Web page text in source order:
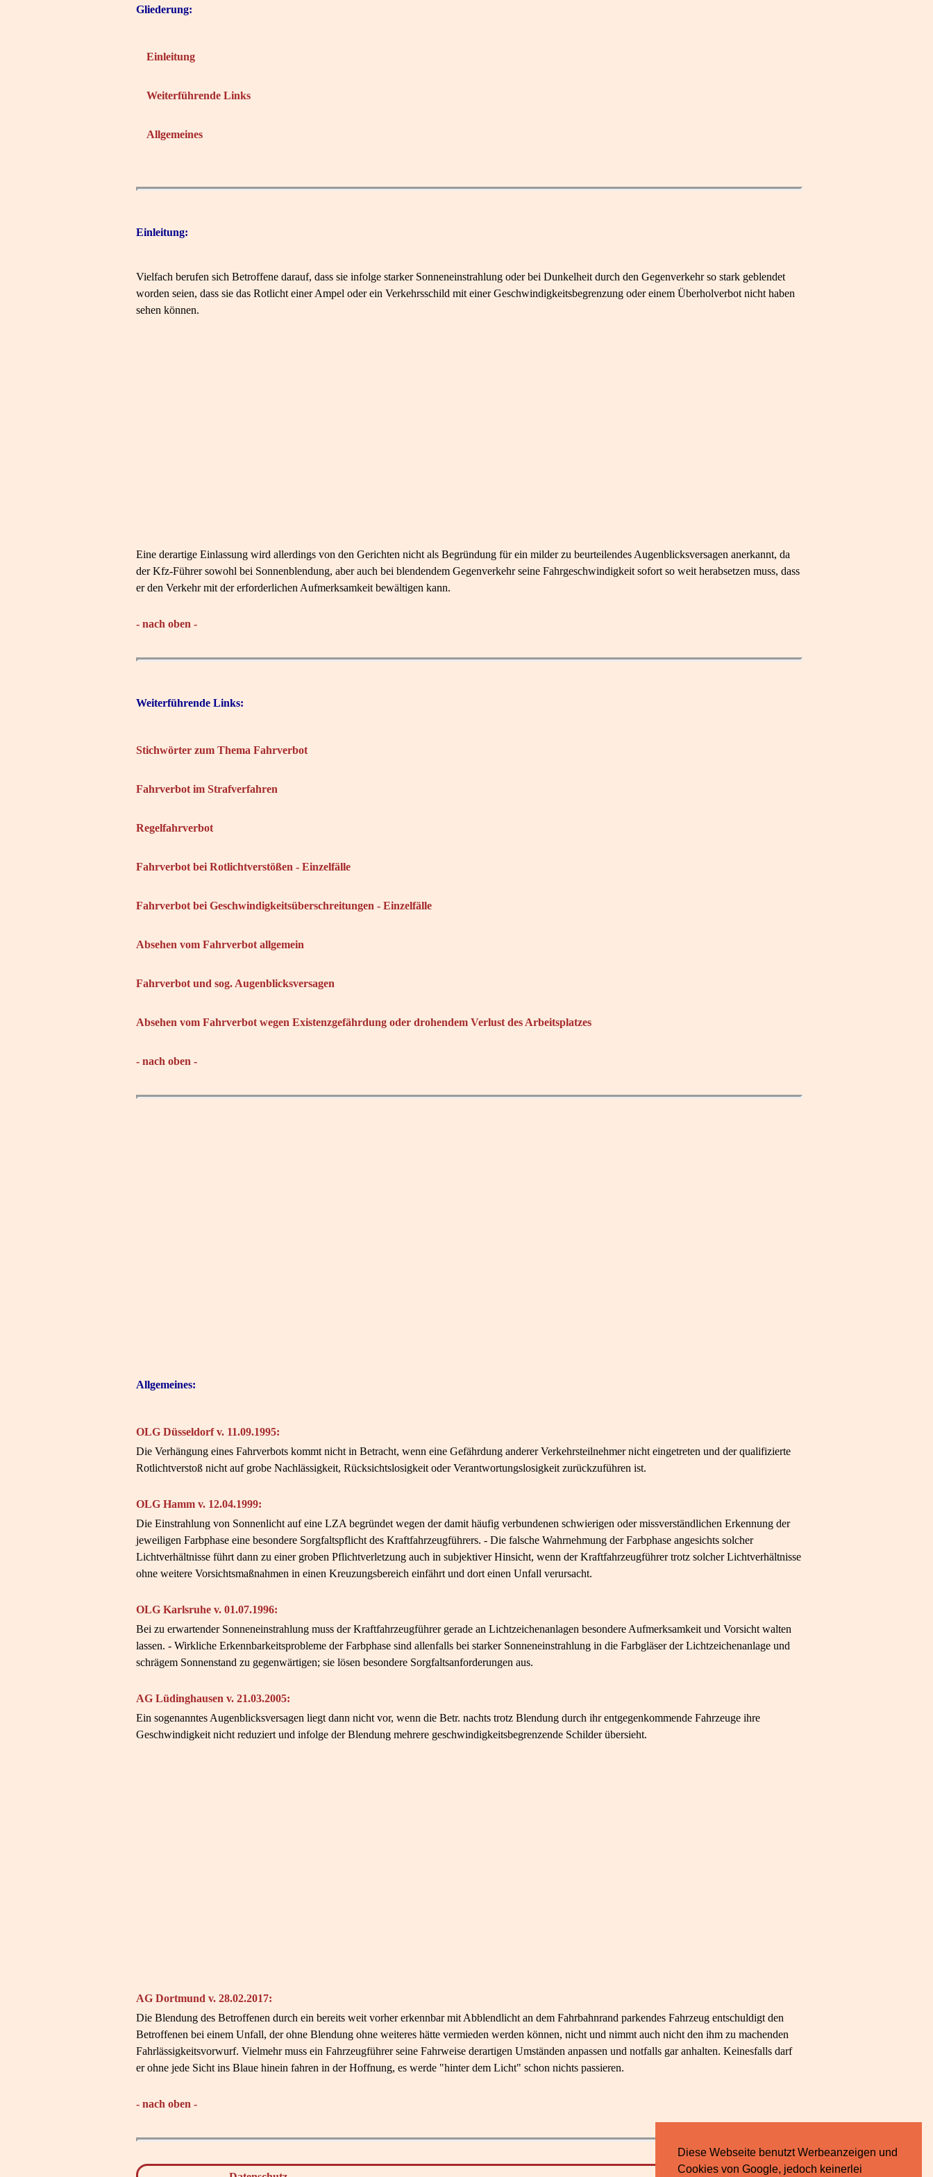
Diese Webseite benutzt Werbeanzeigen und
Cookies von Google, jedoch keinerlei
Gliederung:
Einleitung
Weiterführende Links
Allgemeines
Einleitung:
Vielfach berufen sich Betroffene darauf, dass sie infolge starker Sonneneinstrahlung oder bei Dunkelheit durch den Gegenverkehr so stark geblendet
worden seien, dass sie das Rotlicht einer Ampel oder ein Verkehrsschild mit einer Geschwindigkeitsbegrenzung oder einem Überholverbot nicht haben
sehen können.
Eine derartige Einlassung wird allerdings von den Gerichten nicht als Begründung für ein milder zu beurteilendes Augenblicksversagen anerkannt, da
der Kfz-Führer sowohl bei Sonnenblendung, aber auch bei blendendem Gegenverkehr seine Fahrgeschwindigkeit sofort so weit herabsetzen muss, dass
er den Verkehr mit der erforderlichen Aufmerksamkeit bewältigen kann.
- nach oben -
Weiterführende Links:
Stichwörter zum Thema Fahrverbot
Fahrverbot im Strafverfahren
Regelfahrverbot
Fahrverbot bei Rotlichtverstößen - Einzelfälle
Fahrverbot bei Geschwindigkeitsüberschreitungen - Einzelfälle
Absehen vom Fahrverbot allgemein
Fahrverbot und sog. Augenblicksversagen
Absehen vom Fahrverbot wegen Existenzgefährdung oder drohendem Verlust des Arbeitsplatzes
- nach oben -
Allgemeines:
OLG Düsseldorf v. 11.09.1995:
Die Verhängung eines Fahrverbots kommt nicht in Betracht, wenn eine Gefährdung anderer Verkehrsteilnehmer nicht eingetreten und der qualifizierte
Rotlichtverstoß nicht auf grobe Nachlässigkeit, Rücksichtslosigkeit oder Verantwortungslosigkeit zurückzuführen ist.
OLG Hamm v. 12.04.1999:
Die Einstrahlung von Sonnenlicht auf eine LZA begründet wegen der damit häufig verbundenen schwierigen oder missverständlichen Erkennung der
jeweiligen Farbphase eine besondere Sorgfaltspflicht des Kraftfahrzeugführers. - Die falsche Wahrnehmung der Farbphase angesichts solcher
Lichtverhältnisse führt dann zu einer groben Pflichtverletzung auch in subjektiver Hinsicht, wenn der Kraftfahrzeugführer trotz solcher Lichtverhältnisse
ohne weitere Vorsichtsmaßnahmen in einen Kreuzungsbereich einfährt und dort einen Unfall verursacht.
OLG Karlsruhe v. 01.07.1996:
Bei zu erwartender Sonneneinstrahlung muss der Kraftfahrzeugführer gerade an Lichtzeichenanlagen besondere Aufmerksamkeit und Vorsicht walten
lassen. - Wirkliche Erkennbarkeitsprobleme der Farbphase sind allenfalls bei starker Sonneneinstrahlung in die Farbgläser der Lichtzeichenanlage und
schrägem Sonnenstand zu gegenwärtigen; sie lösen besondere Sorgfaltsanforderungen aus.
AG Lüdinghausen v. 21.03.2005:
Ein sogenanntes Augenblicksversagen liegt dann nicht vor, wenn die Betr. nachts trotz Blendung durch ihr entgegenkommende Fahrzeuge ihre
Geschwindigkeit nicht reduziert und infolge der Blendung mehrere geschwindigkeitsbegrenzende Schilder übersieht.
AG Dortmund v. 28.02.2017:
Die Blendung des Betroffenen durch ein bereits weit vorher erkennbar mit Abblendlicht an dem Fahrbahnrand parkendes Fahrzeug entschuldigt den
Betroffenen bei einem Unfall, der ohne Blendung ohne weiteres hätte vermieden werden können, nicht und nimmt auch nicht den ihm zu machenden
Fahrlässigkeitsvorwurf. Vielmehr muss ein Fahrzeugführer seine Fahrweise derartigen Umständen anpassen und notfalls gar anhalten. Keinesfalls darf
er ohne jede Sicht ins Blaue hinein fahren in der Hoffnung, es werde "hinter dem Licht" schon nichts passieren.
- nach oben -